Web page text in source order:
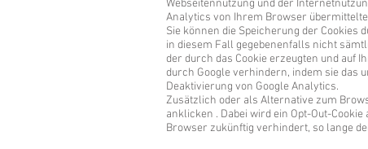
Webseitennutzung und der
Analytics von Ihrem Browser
Sie können die Speicherung der
in diesem Fall gegebenenfalls nicht
der durch das Cookie erzeugten und auf
durch Google verhindern, indem sie das
Deaktivierung von Google Analytics.
Zusätzlich oder als Alternative zum
anklicken . Dabei wird ein Opt-Out-
Browser zukünftig verhindert, so lange